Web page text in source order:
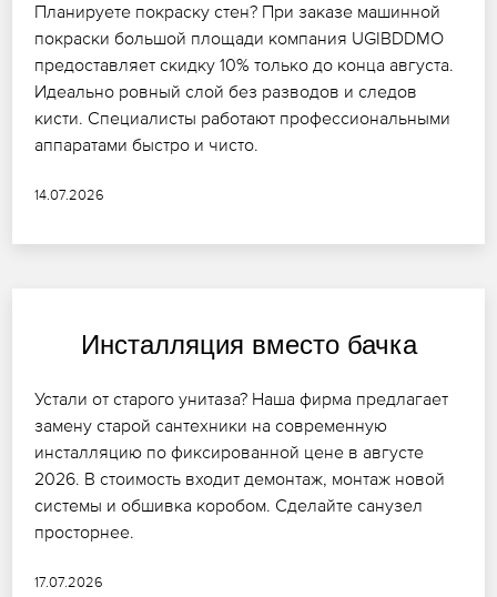
Планируете покраску стен? При заказе машинной
покраски большой площади компания UGIBDDMO
предоставляет скидку 10% только до конца августа.
Идеально ровный слой без разводов и следов
кисти. Специалисты работают профессиональными
аппаратами быстро и чисто.
14.07.2026
Инсталляция вместо бачка
Устали от старого унитаза? Наша фирма предлагает
замену старой сантехники на современную
инсталляцию по фиксированной цене в августе
2026. В стоимость входит демонтаж, монтаж новой
системы и обшивка коробом. Сделайте санузел
просторнее.
17.07.2026